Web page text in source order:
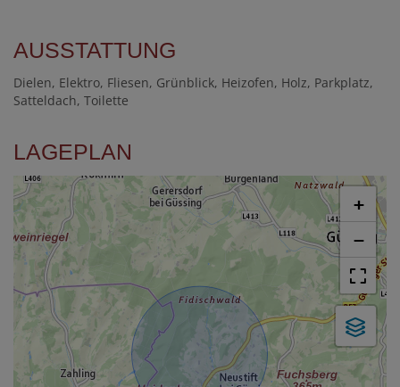
AUSSTATTUNG
Dielen Elektro Fliesen Grünblick Heizofen Holz Parkplatz
Satteldach Toilette
LAGEPLAN
+
−